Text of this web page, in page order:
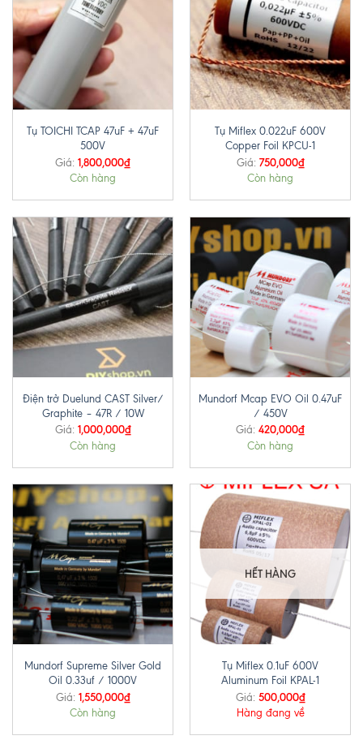
Tụ TOICHI TCAP 47uF + 47uF
500V
Giá: 1,800,000₫
Còn hàng
Tụ Miflex 0.022uF 600V
Copper Foil KPCU-1
Giá: 750,000₫
Còn hàng
Điện trở Duelund CAST Silver/
Graphite – 47R / 10W
Giá: 1,000,000₫
Còn hàng
Mundorf Mcap EVO Oil 0.47uF
/ 450V
Giá: 420,000₫
Còn hàng
Mundorf Supreme Silver Gold
Oil 0.33uf / 1000V
Giá: 1,550,000₫
Còn hàng
HẾT HÀNG
Tụ Miflex 0.1uF 600V
Aluminum Foil KPAL-1
Giá: 500,000₫
Hàng đang về